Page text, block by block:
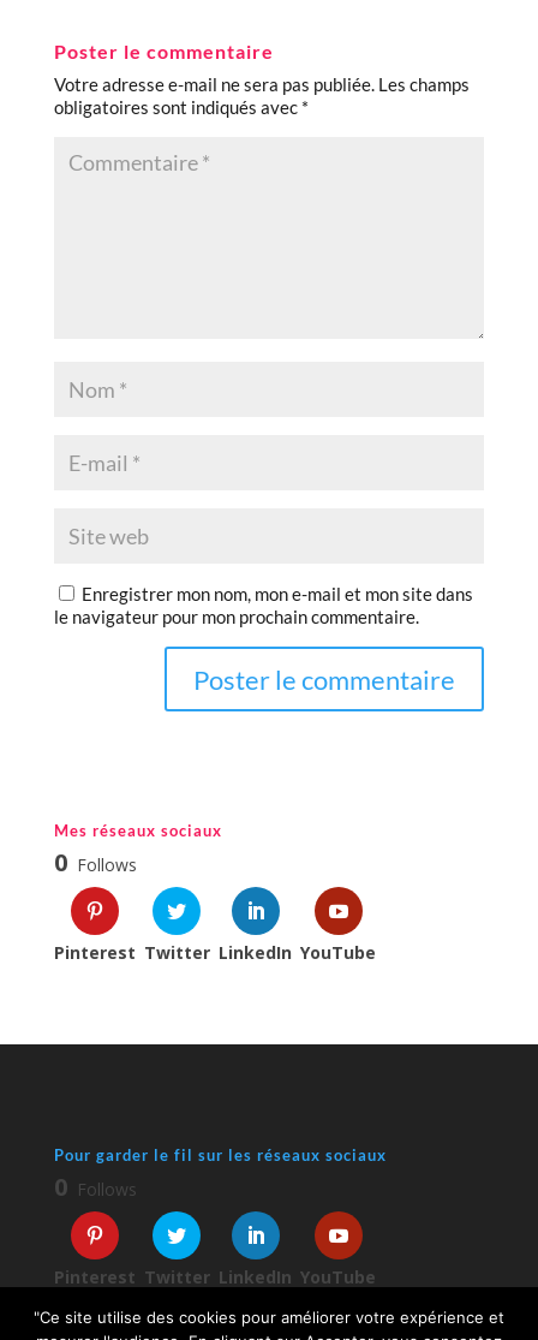
Poster le commentaire
Votre adresse e-mail ne sera pas publiée. Les champs
obligatoires sont indiqués avec *
Enregistrer mon nom, mon e-mail et mon site dans
le navigateur pour mon prochain commentaire.
Mes réseaux sociaux
0 Follows
Pinterest Twitter LinkedIn YouTube
Pour garder le fil sur les réseaux sociaux
0 Follows
Pinterest Twitter LinkedIn YouTube
"Ce site utilise des cookies pour améliorer votre expérience et